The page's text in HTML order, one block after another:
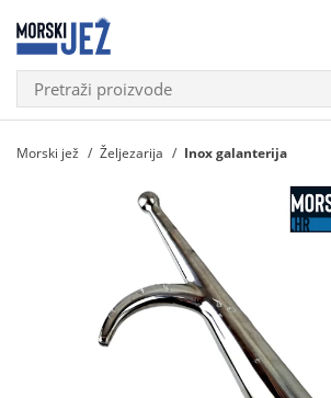
Morski jež Željezarija Inox galanterija